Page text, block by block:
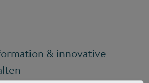
& innovative